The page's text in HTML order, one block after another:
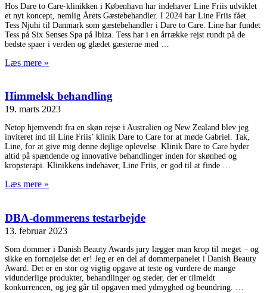
Hos Dare to Care-klinikken i København har indehaver Line Friis udviklet
et nyt koncept, nemlig Årets Gæstebehandler. I 2024 har Line Friis fået
Tess Njuhi til Danmark som gæstebehandler i Dare to Care. Line har fundet
Tess på Six Senses Spa på Ibiza. Tess har i en årrække rejst rundt på de
bedste spaer i verden og glædet gæsterne med
Læs mere »
Himmelsk behandling
19. marts 2023
Netop hjemvendt fra en skøn rejse i Australien og New Zealand blev jeg
inviteret ind til Line Friis’ klinik Dare to Care for at møde Gabriel. Tak,
Line, for at give mig denne dejlige oplevelse. Klinik Dare to Care byder
altid på spændende og innovative behandlinger inden for skønhed og
kropsterapi. Klinikkens indehaver, Line Friis, er god til at finde
Læs mere »
DBA-dommerens testarbejde
13. februar 2023
Som dommer i Danish Beauty Awards jury lægger man krop til meget – og
sikke en fornøjelse det er! Jeg er en del af dommerpanelet i Danish Beauty
Award. Det er en stor og vigtig opgave at teste og vurdere de mange
vidunderlige produkter, behandlinger og steder, der er tilmeldt
konkurrencen, og jeg går til opgaven med ydmyghed og beundring.